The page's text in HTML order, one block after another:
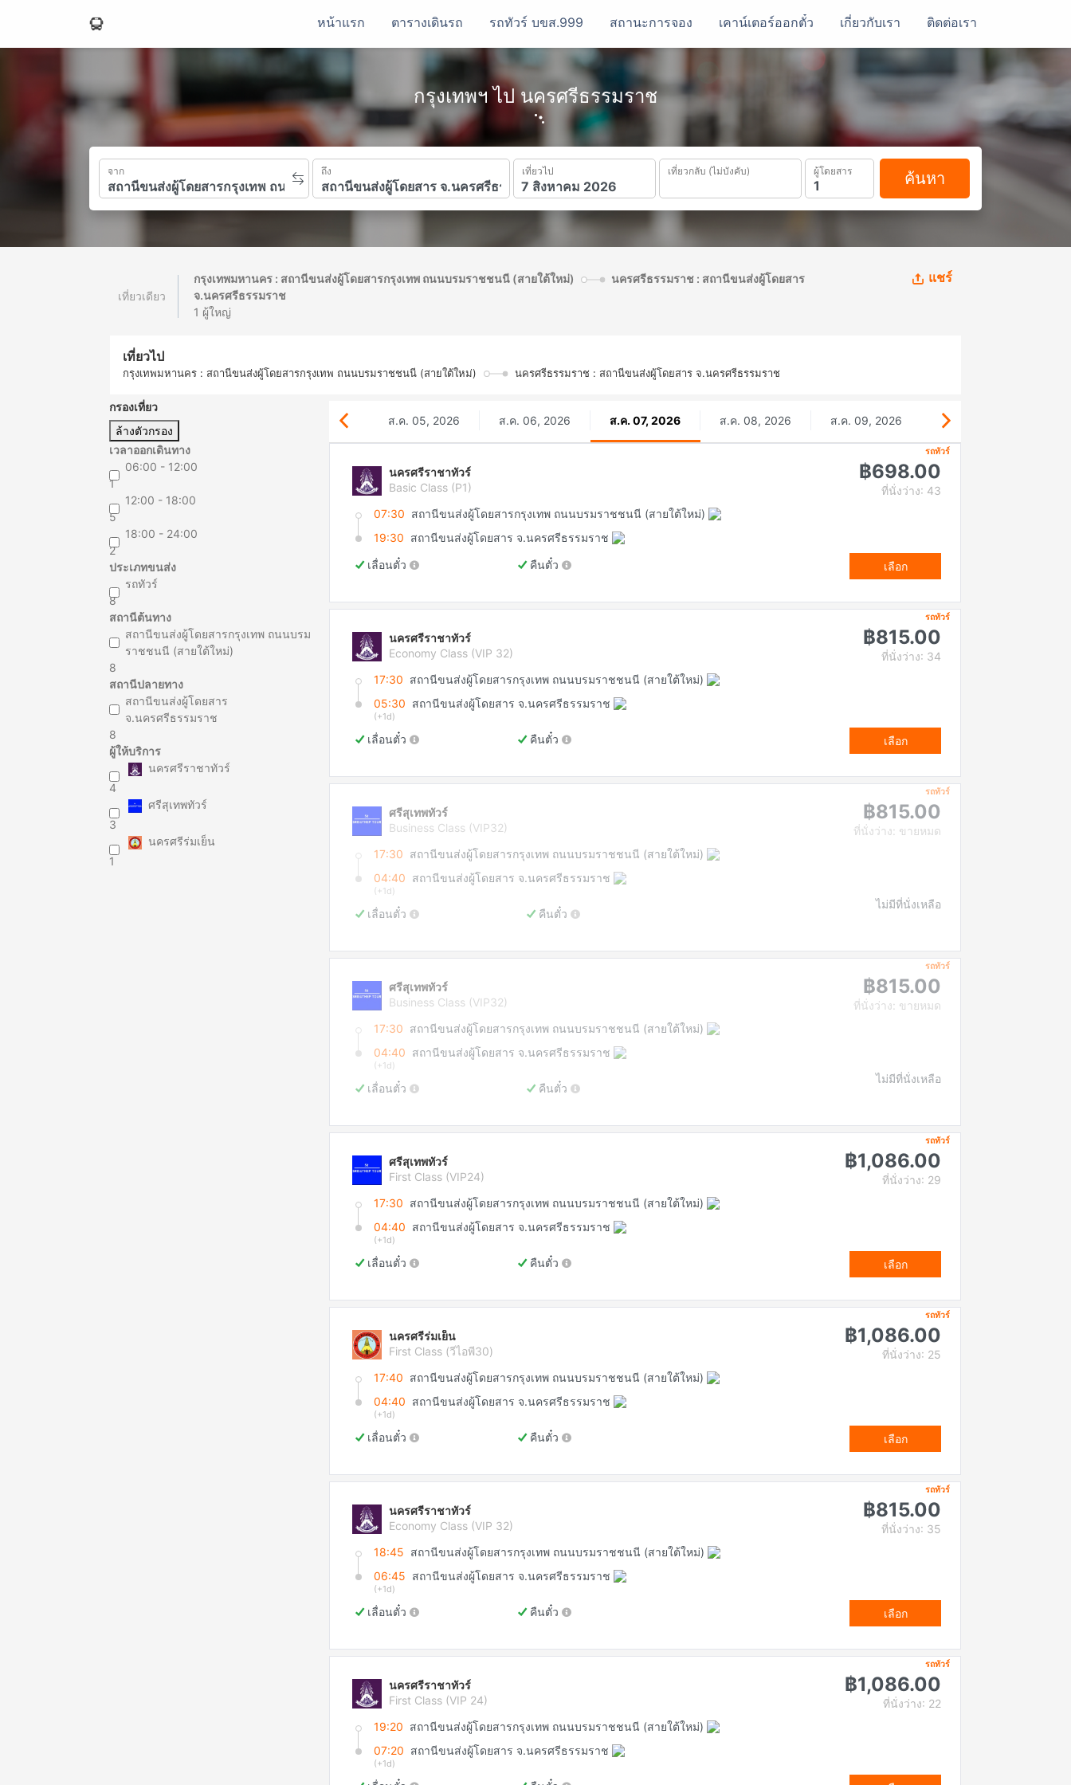
กรุงเทพฯ ไป นครศรีธรรมราช
จาก ถึง เที่ยวไป เที่ยวกลับ (ไม่บังคับ) ผู้โดยสาร ค้นหา
หน้าแรก ตารางเดินรถ รถทัวร์ บขส.999 สถานะการจอง เคาน์เตอร์ออกตั๋ว เกี่ยวกับเรา ติดต่อเรา
เที่ยวเดียว
กรุงเทพมหานคร : สถานีขนส่งผู้โดยสารกรุงเทพ ถนนบรมราชชนนี (สายใต้ใหม่)
นครศรีธรรมราช : สถานีขนส่งผู้โดยสาร
จ.นครศรีธรรมราช
1 ผู้ใหญ่
แชร์
เที่ยวไป
กรุงเทพมหานคร : สถานีขนส่งผู้โดยสารกรุงเทพ ถนนบรมราชชนนี (สายใต้ใหม่) นครศรีธรรมราช : สถานีขนส่งผู้โดยสาร จ.นครศรีธรรมราช
กรองเที่ยว
ล้างตัวกรอง
เวลาออกเดินทาง
06:00 - 12:00
1
12:00 - 18:00
5
18:00 - 24:00
2
ประเภทขนส่ง
รถทัวร์
8
สถานีต้นทาง
สถานีขนส่งผู้โดยสารกรุงเทพ ถนนบรม
ราชชนนี (สายใต้ใหม่)
8
สถานีปลายทาง
สถานีขนส่งผู้โดยสาร
จ.นครศรีธรรมราช
8
ผู้ให้บริการ
นครศรีราชาทัวร์
4
ศรีสุเทพทัวร์
3
นครศรีร่มเย็น
1
ส.ค. 05, 2026 ส.ค. 06, 2026 ส.ค. 07, 2026 ส.ค. 08, 2026 ส.ค. 09, 2026
รถทัวร์
นครศรีราชาทัวร์
Basic Class (P1)
฿698.00
ที่นั่งว่าง: 43
07:30 สถานีขนส่งผู้โดยสารกรุงเทพ ถนนบรมราชชนนี (สายใต้ใหม่)
19:30 สถานีขนส่งผู้โดยสาร จ.นครศรีธรรมราช
เลื่อนตั๋ว
คืนตั๋ว เลือก
รถทัวร์
นครศรีราชาทัวร์
Economy Class (VIP 32)
฿815.00
ที่นั่งว่าง: 34
17:30 สถานีขนส่งผู้โดยสารกรุงเทพ ถนนบรมราชชนนี (สายใต้ใหม่)
05:30 สถานีขนส่งผู้โดยสาร จ.นครศรีธรรมราช
(+1d)
เลื่อนตั๋ว คืนตั๋ว เลือก
รถทัวร์
ศรีสุเทพทัวร์
Business Class (VIP32)
฿815.00
ที่นั่งว่าง: ขายหมด
17:30 สถานีขนส่งผู้โดยสารกรุงเทพ ถนนบรมราชชนนี (สายใต้ใหม่)
04:40 สถานีขนส่งผู้โดยสาร จ.นครศรีธรรมราช
(+1d)
เลื่อนตั๋ว คืนตั๋ว
ไม่มีที่นั่งเหลือ
รถทัวร์
ศรีสุเทพทัวร์
Business Class (VIP32)
฿815.00
ที่นั่งว่าง: ขายหมด
17:30 สถานีขนส่งผู้โดยสารกรุงเทพ ถนนบรมราชชนนี (สายใต้ใหม่)
04:40 สถานีขนส่งผู้โดยสาร จ.นครศรีธรรมราช
(+1d)
เลื่อนตั๋ว คืนตั๋ว
ไม่มีที่นั่งเหลือ
รถทัวร์
ศรีสุเทพทัวร์
First Class (VIP24)
฿1,086.00
ที่นั่งว่าง: 29
17:30 สถานีขนส่งผู้โดยสารกรุงเทพ ถนนบรมราชชนนี (สายใต้ใหม่)
04:40 สถานีขนส่งผู้โดยสาร จ.นครศรีธรรมราช
(+1d)
เลื่อนตั๋ว คืนตั๋ว เลือก
รถทัวร์
นครศรีร่มเย็น
First Class (วีไอพี30)
฿1,086.00
ที่นั่งว่าง: 25
17:40 สถานีขนส่งผู้โดยสารกรุงเทพ ถนนบรมราชชนนี (สายใต้ใหม่)
04:40 สถานีขนส่งผู้โดยสาร จ.นครศรีธรรมราช
(+1d)
เลื่อนตั๋ว คืนตั๋ว เลือก
รถทัวร์
นครศรีราชาทัวร์
Economy Class (VIP 32)
฿815.00
ที่นั่งว่าง: 35
18:45 สถานีขนส่งผู้โดยสารกรุงเทพ ถนนบรมราชชนนี (สายใต้ใหม่)
06:45 สถานีขนส่งผู้โดยสาร จ.นครศรีธรรมราช
(+1d)
เลื่อนตั๋ว คืนตั๋ว เลือก
รถทัวร์
นครศรีราชาทัวร์
First Class (VIP 24)
฿1,086.00
ที่นั่งว่าง: 22
19:20 สถานีขนส่งผู้โดยสารกรุงเทพ ถนนบรมราชชนนี (สายใต้ใหม่)
07:20 สถานีขนส่งผู้โดยสาร จ.นครศรีธรรมราช
(+1d)